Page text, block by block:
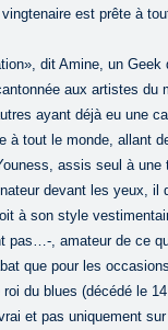
est prête à
dit Amine, un Geek
aux artistes du
ayant déjà eu une
à tout le monde, allant
assis seul à une
devant les yeux, il
à son style
pas…-, amateur de ce
que pour les
du blues (décédé le
et pas uniquement